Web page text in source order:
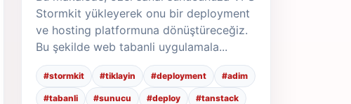
Stormkit yükleyerek onu bir deployment
ve hosting platformuna dönüştüreceğiz.
Bu şekilde web tabanli uygulamala...
#stormkit #tiklayin #deployment #adim
#tabanli #sunucu #deploy #tanstack